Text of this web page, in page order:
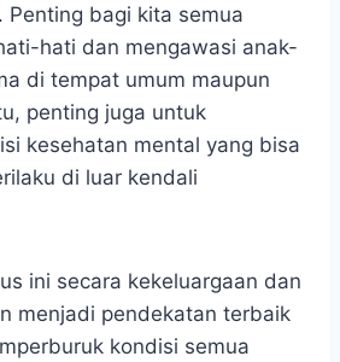
Penting bagi kita semua
hati dan mengawasi anak-
di tempat umum maupun
penting juga untuk
kesehatan mental yang bisa
di luar kendali
ini secara kekeluargaan dan
menjadi pendekatan terbaik
kondisi semua